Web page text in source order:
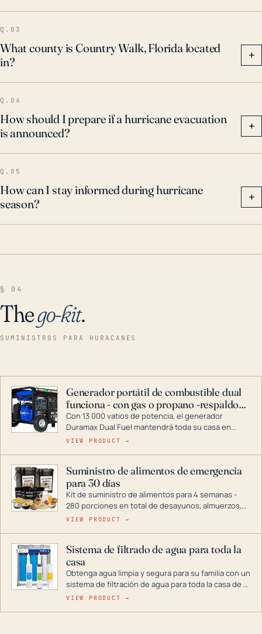
menos catastrófico, aún causó daños significativos a
las propiedades en el área. Dada esta historia, los
residentes siempre deben estar preparados para
potenciales amenazas de huracanes, teniendo en
cuenta las posibilidades de daños por viento,
marejadas ciclónicas e inundaciones.
Q.03
What county is Country Walk, Florida located
in?
+
Q.04
How should I prepare if a hurricane evacuation
is announced?
+
Q.05
How can I stay informed during hurricane
season?
+
§ 04
Thego-kit.
SUMINISTROS PARA HURACANES
Generador portátil de combustible dual
funciona - con gas o propano -respaldo
para el hogar
Con 13 000 vatios de potencia, el generador
Duramax Dual Fuel mantendrá toda su casa en
funcionamiento durante una tormenta o un corte
combustible dual, con una gama completa que
abarca desde inversores digitales hasta
generadores que pueden alimentar toda su casa.
VIEW PRODUCT →
Suministro de alimentos de emergencia
para 30 días
Kit de suministro de alimentos para 4 semanas -
280 porciones en total de desayunos, almuerzos,
cenas y postres. Se puede almacenar durante
VIEW PRODUCT →
Sistema de filtrado de agua para toda la
casa
Obtenga agua limpia y segura para su familia con un
sistema de filtración de agua para toda la casa de 3
etapas. La tecnología avanzada de este filtro
VIEW PRODUCT →